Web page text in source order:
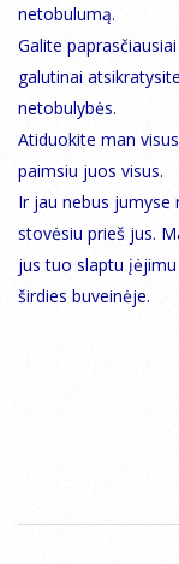
netobulumą.
Galite
galutinai
netobulybės.
Atiduokite man
paimsiu juos visus.
Ir jau nebus jumyse
stovėsiu prieš jus.
jus tuo slaptu
širdies buveinėje.